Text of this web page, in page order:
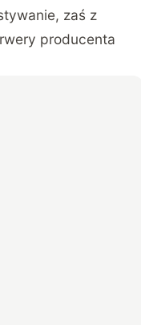
zaś z
producenta